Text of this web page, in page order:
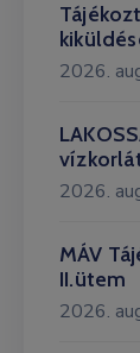
2026.
2026.
MÁV
II.ütem
2026.